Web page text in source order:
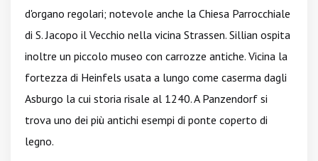
d'organo regolari; notevole anche la Chiesa Parrocchiale
di S. Jacopo il Vecchio nella vicina Strassen. Sillian ospita
inoltre un piccolo museo con carrozze antiche. Vicina la
fortezza di Heinfels usata a lungo come caserma dagli
Asburgo la cui storia risale al 1240. A Panzendorf si
trova uno dei più antichi esempi di ponte coperto di
legno.